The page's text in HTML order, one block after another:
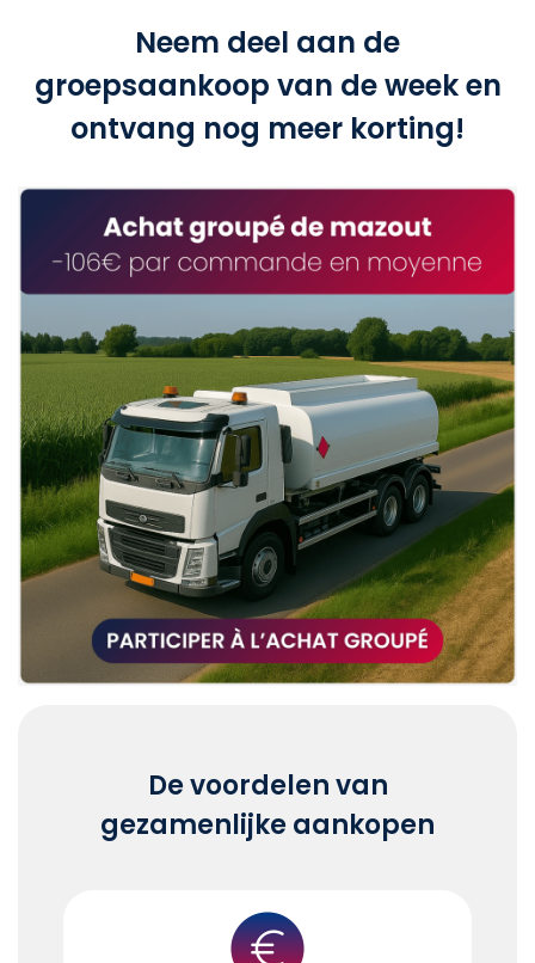
Neem deel aan de
groepsaankoop van de week en
ontvang nog meer korting!
De voordelen van
gezamenlijke aankopen